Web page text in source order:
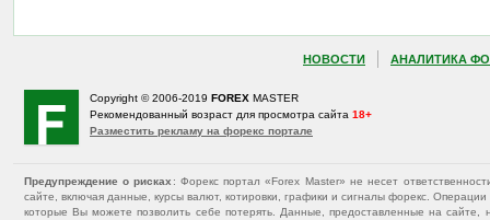
НОВОСТИ АНАЛИТИКА
Copyright © 2006-2019 FOREX MASTER
Рекомендованный возраст для просмотра сайта 18+
Разместить рекламу на форекс портале
Предупреждение о рисках : Форекс портал «Forex Master» не несет
сайте, включая данные, курсы валют, котировки, графики и сигналы форекс.
которые Вы можете позволить себе потерять. Данные, предоставленные на